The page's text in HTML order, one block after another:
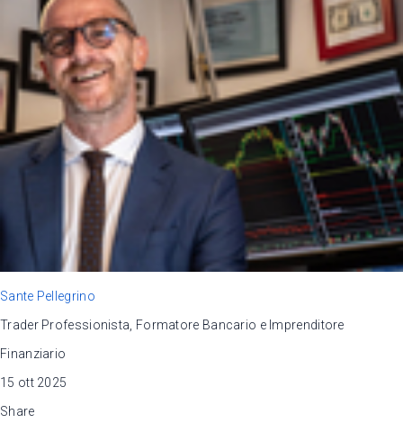
Sante Pellegrino
Trader Professionista, Formatore Bancario e Imprenditore
Finanziario
15 ott 2025
Share